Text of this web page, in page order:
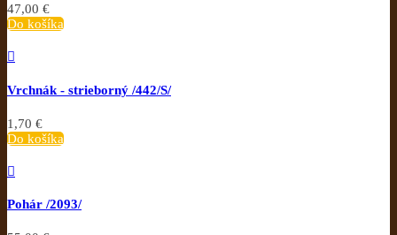
47,00 €
Do košíka

Vrchnák - strieborný /442/S/
1,70 €
Do košíka

Pohár /2093/